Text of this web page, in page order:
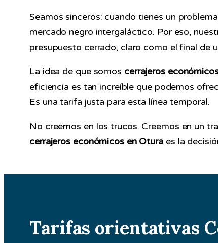
Seamos sinceros: cuando tienes un
mercado negro intergaláctico. Por eso,
presupuesto cerrado, claro como el final de
La idea de que somos cerrajeros
eficiencia es tan increíble que podemos
Es una tarifa justa para esta línea temporal.
No creemos en los trucos. Creemos en un
cerrajeros económicos en Otura es la
Tarifas orientativas